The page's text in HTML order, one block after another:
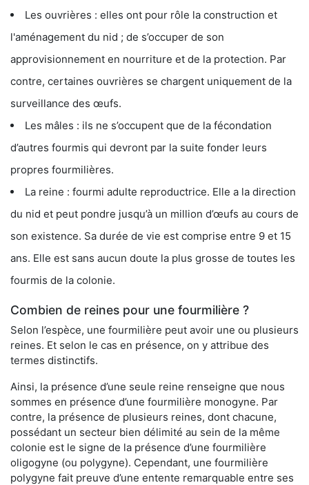
Les ouvrières : elles ont pour rôle la construction et
l'aménagement du nid ; de s’occuper de son
approvisionnement en nourriture et de la protection. Par
contre, certaines ouvrières se chargent uniquement de la
surveillance des œufs.
Les mâles : ils ne s’occupent que de la fécondation
d’autres fourmis qui devront par la suite fonder leurs
propres fourmilières.
La reine : fourmi adulte reproductrice. Elle a la direction
du nid et peut pondre jusqu’à un million d’œufs au cours de
son existence. Sa durée de vie est comprise entre 9 et 15
ans. Elle est sans aucun doute la plus grosse de toutes les
fourmis de la colonie.
Combien de reines pour une fourmilière ?
Selon l’espèce, une fourmilière peut avoir une ou plusieurs
reines. Et selon le cas en présence, on y attribue des
termes distinctifs.
Ainsi, la présence d’une seule reine renseigne que nous
sommes en présence d’une fourmilière monogyne. Par
contre, la présence de plusieurs reines, dont chacune,
possédant un secteur bien délimité au sein de la même
colonie est le signe de la présence d’une fourmilière
oligogyne (ou polygyne). Cependant, une fourmilière
polygyne fait preuve d’une entente remarquable entre ses